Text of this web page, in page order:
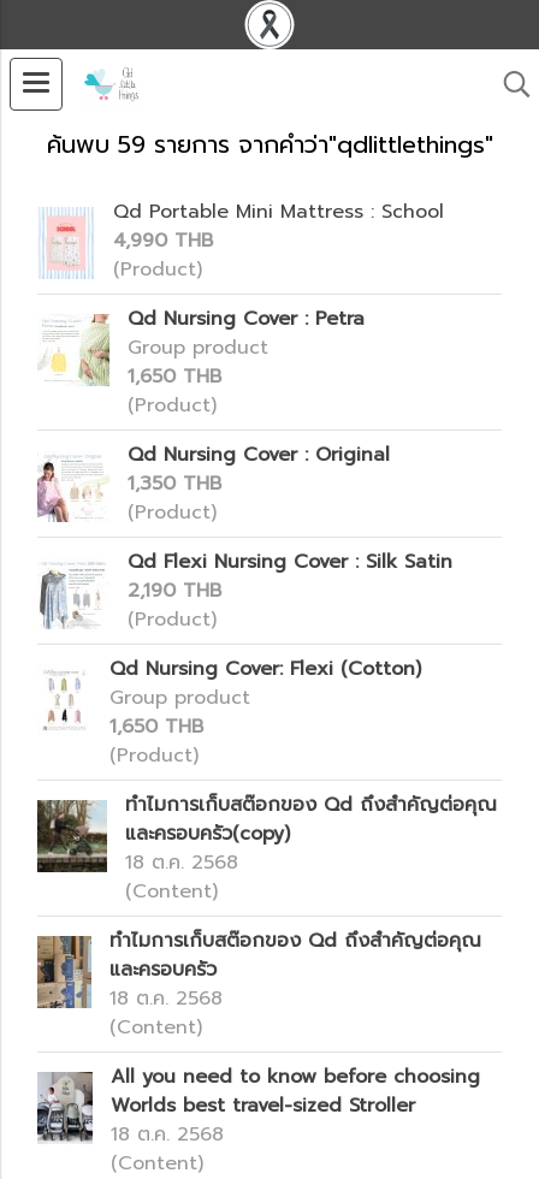
ค้นพบ 59 รายการ จากคำว่า"qdlittlethings"
Qd Portable Mini Mattress : School
4,990 THB
(Product)
Qd Nursing Cover : Petra
Group product
1,650 THB
(Product)
Qd Nursing Cover : Original
1,350 THB
(Product)
Qd Flexi Nursing Cover : Silk Satin
2,190 THB
(Product)
Qd Nursing Cover: Flexi (Cotton)
Group product
1,650 THB
(Product)
ทำไมการเก็บสต๊อกของ Qd ถึงสำคัญต่อคุณ
และครอบครัว(copy)
18 ต.ค. 2568
(Content)
ทำไมการเก็บสต๊อกของ Qd ถึงสำคัญต่อคุณ
และครอบครัว
18 ต.ค. 2568
(Content)
All you need to know before choosing
Worlds best travel-sized Stroller
18 ต.ค. 2568
(Content)